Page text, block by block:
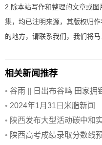
2.除本站写作和整理的文章或
集，均已注明来源，其版权归
的地方，请联系我们，我们将马
相关新闻推荐
• 谷雨 || 日出布谷鸣 田家拥
• 2024年1月31日米脂新闻
• 陕西发布大型活动碳中和
• 陕西高考成绩录取分数线